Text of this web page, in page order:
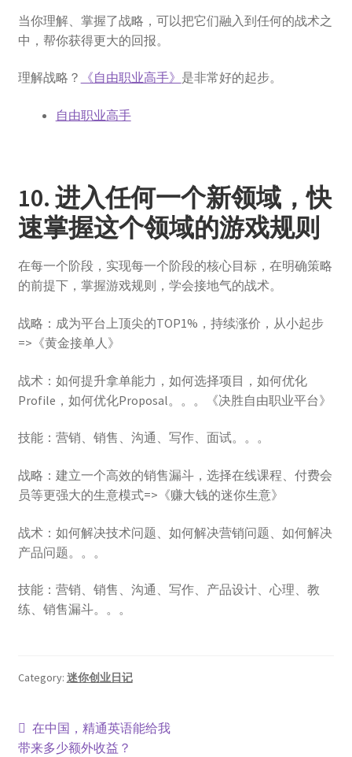
当你理解、掌握了战略，可以把它们融入到任何的战术之
中，帮你获得更大的回报。
理解战略？ 《自由职业高手》 是非常好的起步。
自由职业高手​
10. 进入任何一个新领域，快
速掌握这个领域的游戏规则
在每一个阶段，实现每一个阶段的核心目标，在明确策略
的前提下，掌握游戏规则，学会接地气的战术。
战略：成为平台上顶尖的TOP1%，持续涨价，从小起步
=>《黄金接单人》
战术：如何提升拿单能力，如何选择项目，如何优化
Profile，如何优化Proposal。。。《决胜自由职业平台》
技能：营销、销售、沟通、写作、面试。。。
战略：建立一个高效的销售漏斗，选择在线课程、付费会
员等更强大的生意模式=>《赚大钱的迷你生意》
战术：如何解决技术问题、如何解决营销问题、如何解决
产品问题。。。
技能：营销、销售、沟通、写作、产品设计、心理、教
练、销售漏斗。。。
Category: 迷你创业日记
在中国，精通英语能给我
带来多少额外收益？